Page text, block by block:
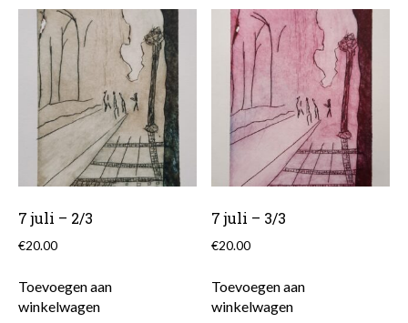
7 juli – 2/3
€20.00
Toevoegen aan
winkelwagen
7 juli – 3/3
€20.00
Toevoegen aan
winkelwagen